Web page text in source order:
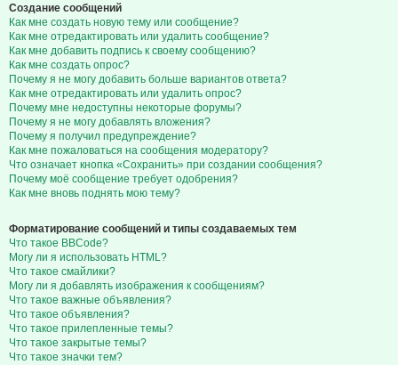
Создание сообщений
Как мне создать новую тему или сообщение?
Как мне отредактировать или удалить сообщение?
Как мне добавить подпись к своему сообщению?
Как мне создать опрос?
Почему я не могу добавить больше вариантов ответа?
Как мне отредактировать или удалить опрос?
Почему мне недоступны некоторые форумы?
Почему я не могу добавлять вложения?
Почему я получил предупреждение?
Как мне пожаловаться на сообщения модератору?
Что означает кнопка «Сохранить» при создании сообщения?
Почему моё сообщение требует одобрения?
Как мне вновь поднять мою тему?
Форматирование сообщений и типы создаваемых тем
Что такое BBCode?
Могу ли я использовать HTML?
Что такое смайлики?
Могу ли я добавлять изображения к сообщениям?
Что такое важные объявления?
Что такое объявления?
Что такое прилепленные темы?
Что такое закрытые темы?
Что такое значки тем?